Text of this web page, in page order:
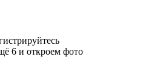
6 и откроем фото